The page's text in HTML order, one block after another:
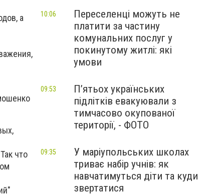
а
что
Переселенці можуть не
платити за частину
комунальних послуг у
покинутому житлі: які
умови
10:06
П’ятьох українських
підлітків евакуювали з
тимчасово окупованої
території, - ФОТО
09:53
У маріупольських школах
триває набір учнів: як
навчатимуться діти та куди
звертатися
09:35